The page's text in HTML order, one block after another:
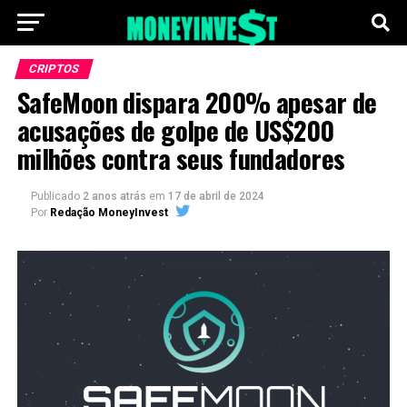
CRIPTOS
SafeMoon dispara 200% apesar de
acusações de golpe de US$200
milhões contra seus fundadores
Publicado 2 anos atrás em 17 de abril de 2024
Por Redação MoneyInvest